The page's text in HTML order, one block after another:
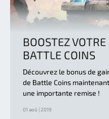
BOOSTEZ
BATTLE COINS
Découvrez le bonus de
de Battle Coins
une importante remise !
01 aoû | 2019